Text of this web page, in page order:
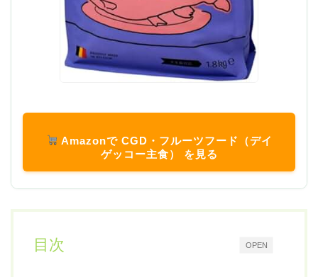
Amazonで CGD・フルーツフード（デイ
ゲッコー主食） を見る
OPEN
目次